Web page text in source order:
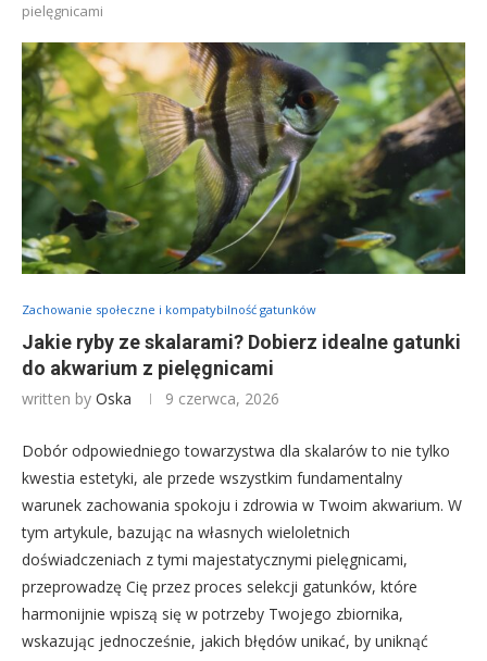
pielęgnicami
Zachowanie społeczne i kompatybilność gatunków
Jakie ryby ze skalarami? Dobierz idealne gatunki
do akwarium z pielęgnicami
written by Oska 9 czerwca, 2026
Dobór odpowiedniego towarzystwa dla skalarów to nie tylko
kwestia estetyki, ale przede wszystkim fundamentalny
warunek zachowania spokoju i zdrowia w Twoim akwarium. W
tym artykule, bazując na własnych wieloletnich
doświadczeniach z tymi majestatycznymi pielęgnicami,
przeprowadzę Cię przez proces selekcji gatunków, które
harmonijnie wpiszą się w potrzeby Twojego zbiornika,
wskazując jednocześnie, jakich błędów unikać, by uniknąć